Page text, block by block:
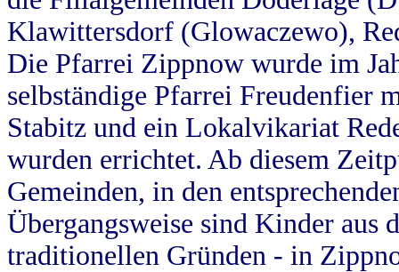
Klawittersdorf (Glowaczewo),
Die Pfarrei Zippnow wurde im
selbständige Pfarrei Freudenfier
Stabitz und ein Lokalvikariat
wurden errichtet. Ab diesem
Gemeinden, in den
Übergangsweise sind Kinder aus
traditionellen Gründen - in